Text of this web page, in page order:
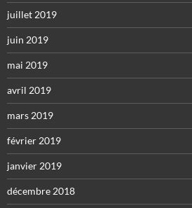
juillet 2019
juin 2019
mai 2019
avril 2019
mars 2019
février 2019
janvier 2019
décembre 2018